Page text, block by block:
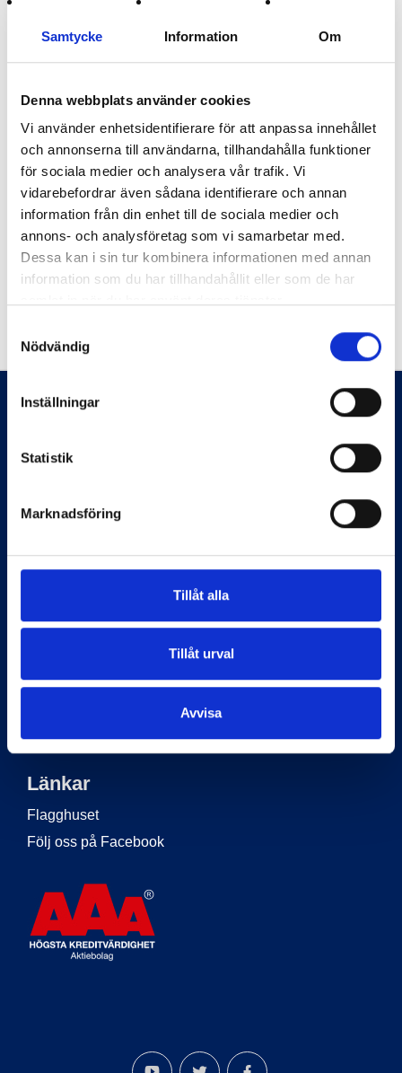
Samtycke Information Om
Denna webbplats använder cookies
Vi använder enhetsidentifierare för att anpassa innehållet
och annonserna till användarna, tillhandahålla funktioner
för sociala medier och analysera vår trafik. Vi
vidarebefordrar även sådana identifierare och annan
information från din enhet till de sociala medier och
annons- och analysföretag som vi samarbetar med.
Dessa kan i sin tur kombinera informationen med annan
information som du har tillhandahållit eller som de har
Nödvändig
Inställningar
Statistik
Marknadsföring
Tillåt alla
Tillåt urval
Avvisa
Portugal Flagga
30 - 300 cm
156 :-
Start
Om Flagghuset
Kontakt
Länkar
Flagghuset
Följ oss på Facebook